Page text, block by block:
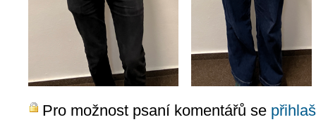
Pro možnost psaní komentářů se